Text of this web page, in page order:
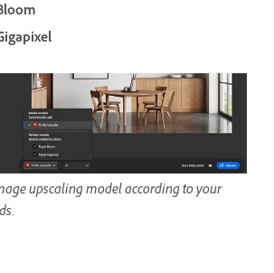
upscaling model according to your